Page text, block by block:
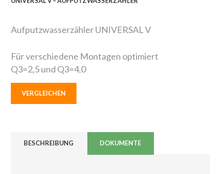
Aufputzwasserzähler UNIVERSAL V
Für verschiedene Montagen optimiert
Q3=2,5 und Q3=4,0
VERGLEICHEN
BESCHREIBUNG DOKUMENTE